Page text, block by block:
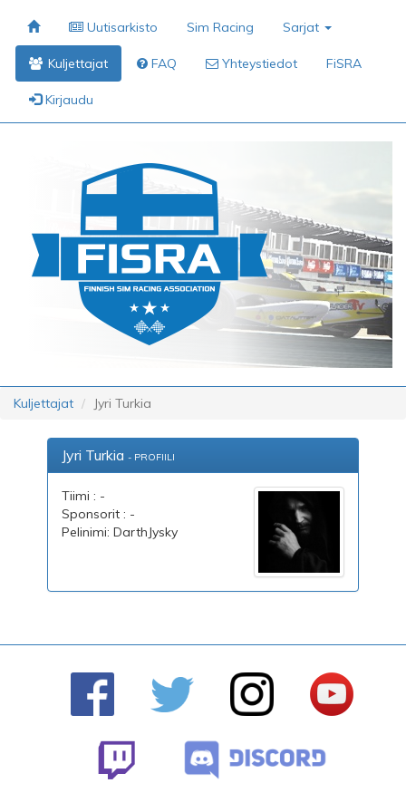
Uutisarkisto Sim Racing Sarjat
Kuljettajat FAQ Yhteystiedot FiSRA
Kirjaudu
Kuljettajat Jyri Turkia
Jyri Turkia - PROFIILI
Tiimi : -
Sponsorit : -
Pelinimi: DarthJysky